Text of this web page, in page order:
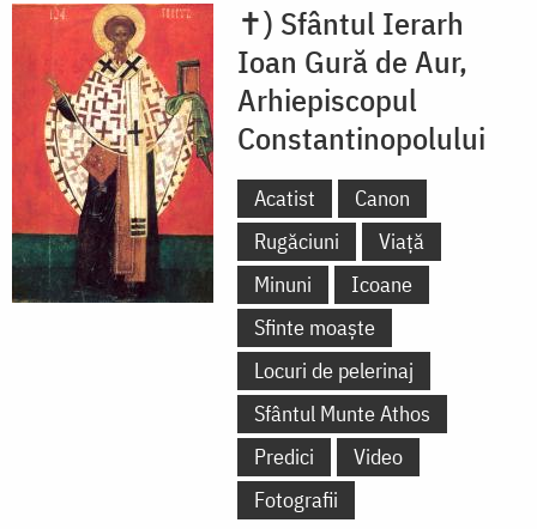
✝) Sfântul Ierarh
Ioan Gură de Aur,
Arhiepiscopul
Constantinopolului
Acatist
Canon
Rugăciuni
Viață
Minuni
Icoane
Sfinte moaște
Locuri de pelerinaj
Sfântul Munte Athos
Predici
Video
Fotografii